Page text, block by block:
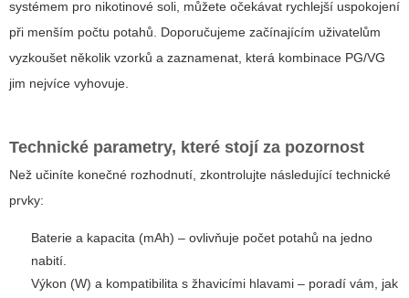
systémem pro nikotinové soli, můžete očekávat rychlejší uspokojení
při menším počtu potahů. Doporučujeme začínajícím uživatelům
vyzkoušet několik vzorků a zaznamenat, která kombinace PG/VG
jim nejvíce vyhovuje.
Technické parametry, které stojí za pozornost
Než učiníte konečné rozhodnutí, zkontrolujte následující technické
prvky:
Baterie a kapacita (mAh) – ovlivňuje počet potahů na jedno
nabití.
Výkon (W) a kompatibilita s žhavicími hlavami – poradí vám, jak